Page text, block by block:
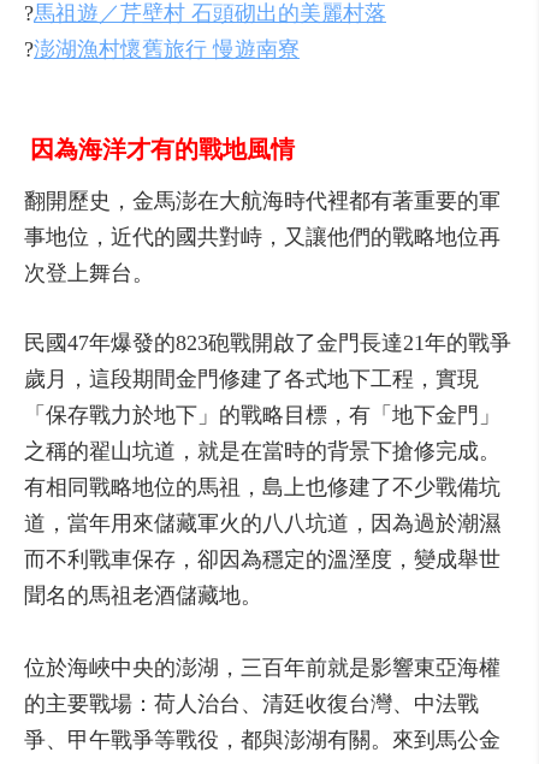
?馬祖遊／芹壁村 石頭砌出的美麗村落
?澎湖漁村懷舊旅行 慢遊南寮
因為海洋才有的戰地風情
翻開歷史，金馬澎在大航海時代裡都有著重要的軍
事地位，近代的國共對峙，又讓他們的戰略地位再
次登上舞台。
民國47年爆發的823砲戰開啟了金門長達21年的戰爭
歲月，這段期間金門修建了各式地下工程，實現
「保存戰力於地下」的戰略目標，有「地下金門」
之稱的翟山坑道，就是在當時的背景下搶修完成。
有相同戰略地位的馬祖，島上也修建了不少戰備坑
道，當年用來儲藏軍火的八八坑道，因為過於潮濕
而不利戰車保存，卻因為穩定的溫溼度，變成舉世
聞名的馬祖老酒儲藏地。
位於海峽中央的澎湖，三百年前就是影響東亞海權
的主要戰場：荷人治台、清廷收復台灣、中法戰
爭、甲午戰爭等戰役，都與澎湖有關。來到馬公金